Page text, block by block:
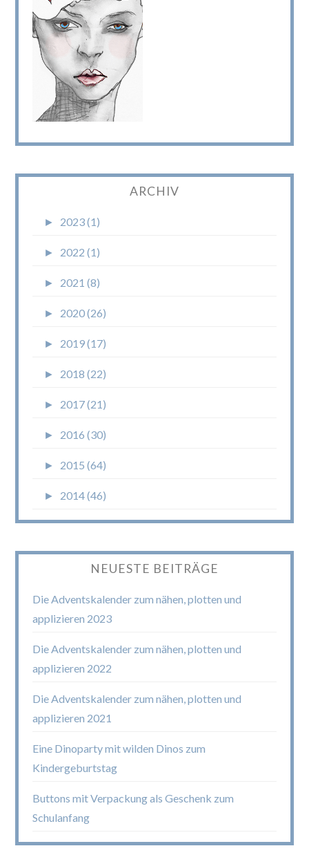
ARCHIV
► 2023 (1)
► 2022 (1)
► 2021 (8)
► 2020 (26)
► 2019 (17)
► 2018 (22)
► 2017 (21)
► 2016 (30)
► 2015 (64)
► 2014 (46)
NEUESTE BEITRÄGE
Die Adventskalender zum nähen, plotten und
applizieren 2023
Die Adventskalender zum nähen, plotten und
applizieren 2022
Die Adventskalender zum nähen, plotten und
applizieren 2021
Eine Dinoparty mit wilden Dinos zum
Kindergeburtstag
Buttons mit Verpackung als Geschenk zum
Schulanfang